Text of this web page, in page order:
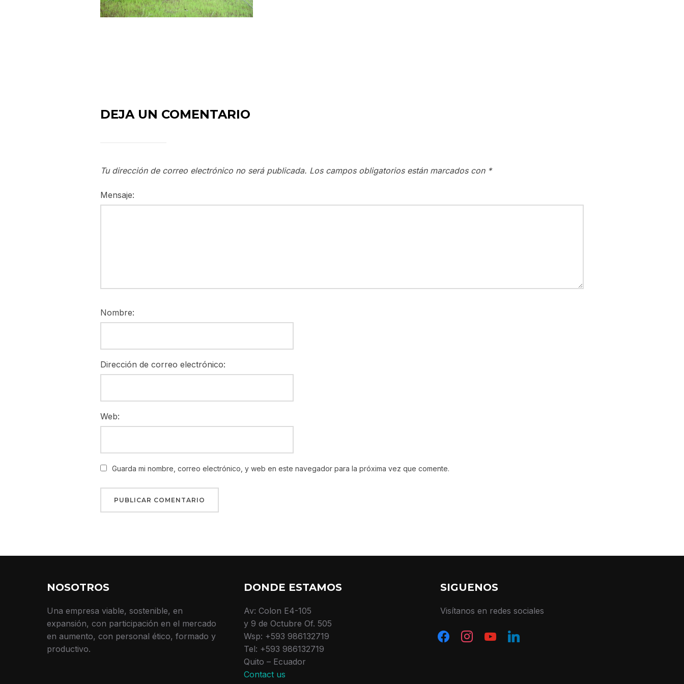
DEJA UN COMENTARIO
Tu dirección de correo electrónico no será publicada. Los campos obligatorios están marcados con *
Mensaje:
Nombre:
Dirección de correo electrónico:
Web:
Guarda mi nombre, correo electrónico, y web en este navegador para la próxima vez que comente.
NOSOTROS
Una empresa viable, sostenible, en
expansión, con participación en el mercado
en aumento, con personal ético, formado y
productivo.
DONDE ESTAMOS
Av: Colon E4-105
y 9 de Octubre Of. 505
Wsp: +593 986132719
Tel: +593 986132719
Quito – Ecuador
Contact us
SIGUENOS
Visítanos en redes sociales
facebookinstagramyoutubelinkedin